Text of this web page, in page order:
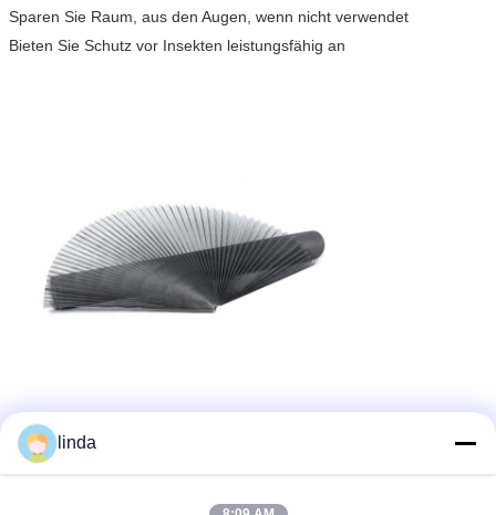
Sparen Sie Raum, aus den Augen, wenn nicht verwendet
Bieten Sie Schutz vor Insekten leistungsfähig an
linda